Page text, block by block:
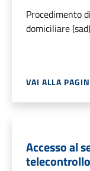
Procedimento
domiciliare (sad)
VAI ALLA
Accesso al
telecontrollo